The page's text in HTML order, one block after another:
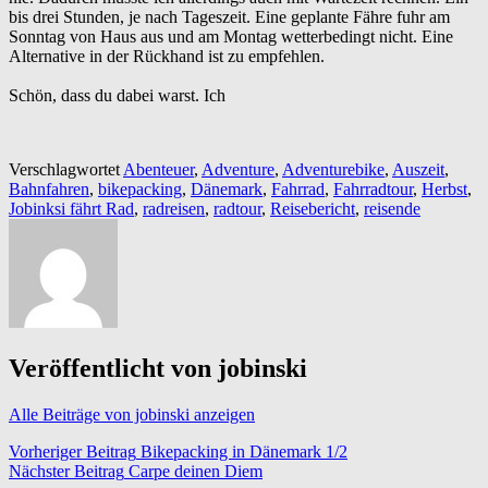
bis drei Stunden, je nach Tageszeit. Eine geplante Fähre fuhr am
Sonntag von Haus aus und am Montag wetterbedingt nicht. Eine
Alternative in der Rückhand ist zu empfehlen.
Schön, dass du dabei warst. Ich
Verschlagwortet Abenteuer, Adventure, Adventurebike, Auszeit,
Bahnfahren, bikepacking, Dänemark, Fahrrad, Fahrradtour, Herbst,
Jobinksi fährt Rad, radreisen, radtour, Reisebericht, reisende
Veröffentlicht von jobinski
Alle Beiträge von jobinski anzeigen
Beitragsnavigation
Vorheriger Beitrag Bikepacking in Dänemark 1/2
Nächster Beitrag Carpe deinen Diem